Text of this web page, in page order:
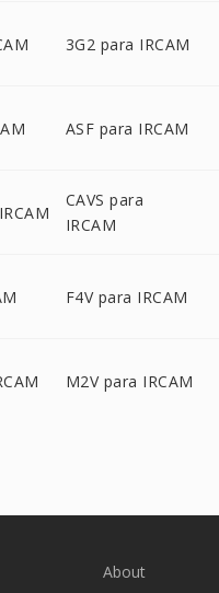
3G2 para IRCAM
ASF para IRCAM
CAVS para
IRCAM
F4V para IRCAM
M2V para IRCAM
About